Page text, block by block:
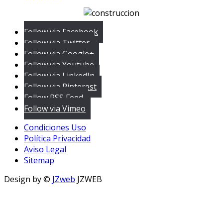
Follow via Facebook
Follow via Twitter
Follow via Google+
Follow via Youtube
Follow via LinkedIn
Follow via Pinterest
Follow RSS Feed
Follow via Vimeo
Condiciones Uso
Política Privacidad
Aviso Legal
Sitemap
Design by © JZweb JZWEB